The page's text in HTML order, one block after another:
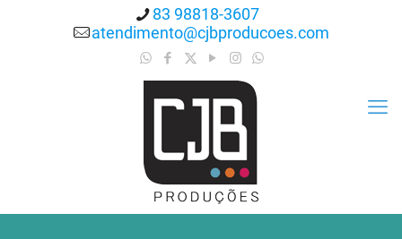
83 98818-3607
atendimento@cjbproducoes.com